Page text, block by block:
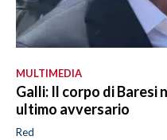
MULTIMEDIA
Galli: Il corpo di Baresi
ultimo avversario
Red